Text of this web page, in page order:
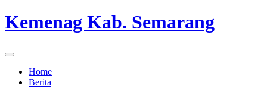
Kemenag Kab. Semarang
Home
Berita